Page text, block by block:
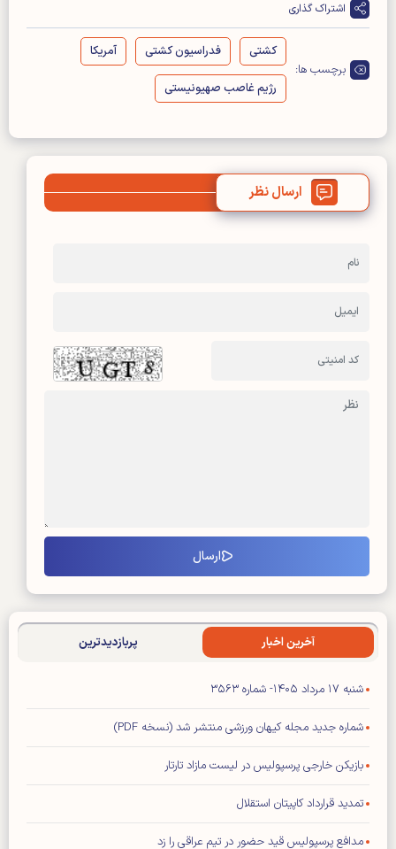
اشتراک گذاری
برچسب ها:
کشتی فدراسیون کشتی آمریکا
رژیم غاصب صهیونیستی
ارسال نظر
آخرین اخبار پربازدیدترین
شنبه ۱۷ مرداد ۱۴۰۵- شماره ۳۵۶۳
شماره جدید مجله کیهان ورزشی منتشر شد (نسخه PDF)
بازیکن خارجی پرسپولیس در لیست مازاد تارتار
تمدید قرارداد کاپیتان استقلال
مدافع پرسپولیس قید حضور در تیم عراقی را زد